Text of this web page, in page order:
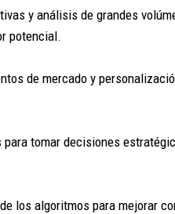
y análisis de grandes
potencial.
de mercado y
para tomar decisiones
los algoritmos para mejorar